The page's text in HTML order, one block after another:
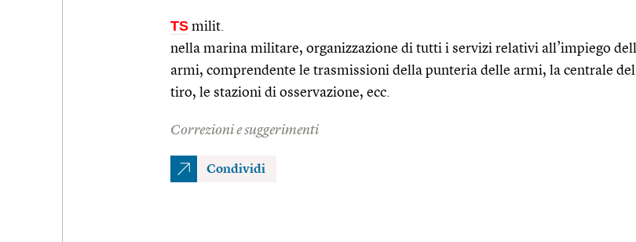
TS milit.
nella marina militare, organizzazione di tutti i servizi relativi all’impiego
armi, comprendente le trasmissioni della punteria delle armi, la centrale del
tiro, le stazioni di osservazione, ecc.
Correzioni e suggerimenti
Condividi